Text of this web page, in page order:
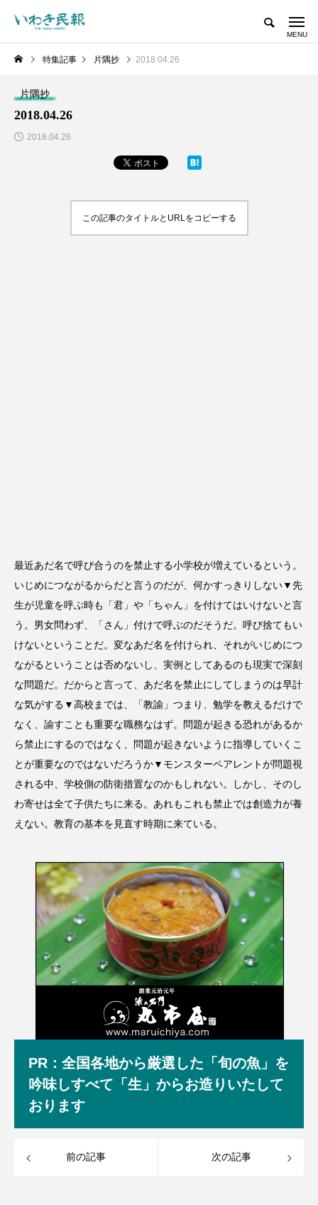
特集記事 片隅抄 2018.04.26
片隅抄
2018.04.26
2018.04.26
この記事のタイトルとURLをコピーする
最近あだ名で呼び合うのを禁止する小学校が増えているという。
いじめにつながるからだと言うのだが、何かすっきりしない▼先
生が児童を呼ぶ時も「君」や「ちゃん」を付けてはいけないと言
う。男女問わず、「さん」付けで呼ぶのだそうだ。呼び捨てもい
けないということだ。変なあだ名を付けられ、それがいじめにつ
ながるということは否めないし、実例としてあるのも現実で深刻
な問題だ。だからと言って、あだ名を禁止にしてしまうのは早計
な気がする▼高校までは、「教諭」つまり、勉学を教えるだけで
なく、諭すことも重要な職務なはず。問題が起きる恐れがあるか
ら禁止にするのではなく、問題が起きないように指導していくこ
とが重要なのではないだろうか▼モンスターペアレントが問題視
される中、学校側の防衛措置なのかもしれない。しかし、そのし
わ寄せは全て子供たちに来る。あれもこれも禁止では創造力が養
えない。教育の基本を見直す時期に来ている。
PR：全国各地から厳選した「旬の魚」を
吟味しすべて「生」からお造りいたして
おります
前の記事 次の記事